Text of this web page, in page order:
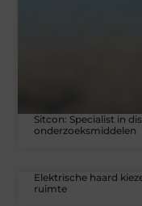
Sitcon: Specialist in
onderzoeksmiddelen
Elektrische haard
ruimte